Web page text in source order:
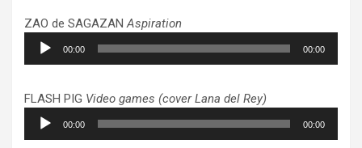
ZAO de SAGAZANAspiration
Lecteur
audio
00:00 00:00
FLASH PIG Video games (cover Lana del Rey)
Lecteur
audio
00:00 00:00